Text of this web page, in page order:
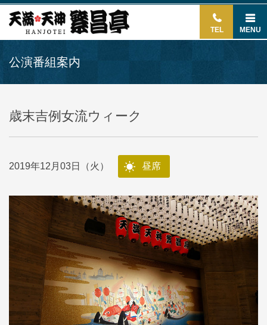
TEL MENU
公演番組案内
歳末吉例女流ウィーク
2019年12月03日（火） 昼席